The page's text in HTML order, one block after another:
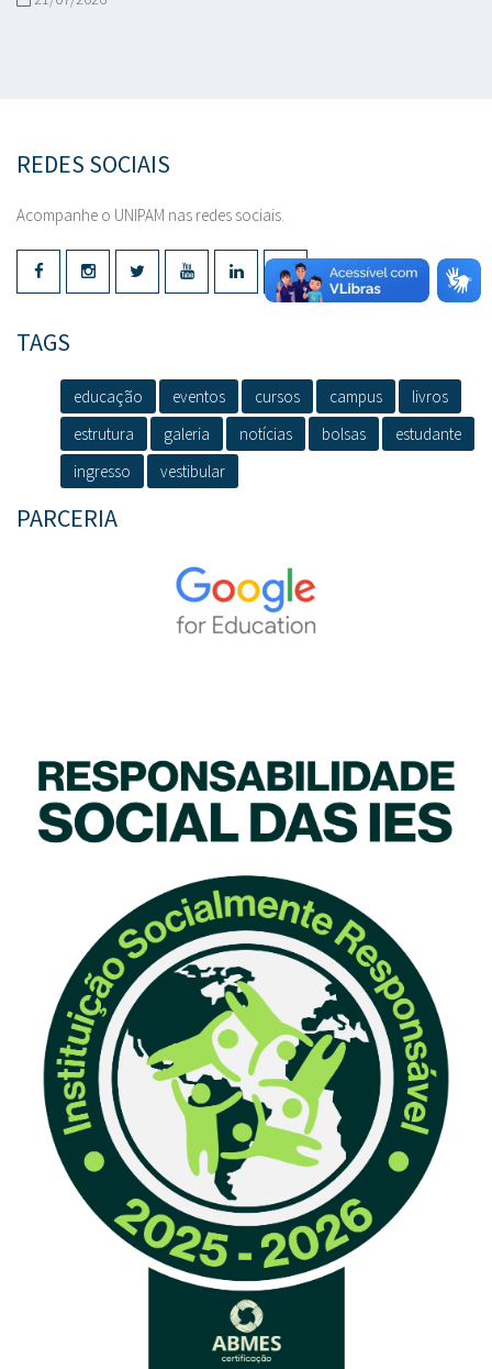
REDES SOCIAIS
Acompanhe o UNIPAM nas redes sociais.
TAGS
educação eventos cursos campus
livros
estrutura
galeria notícias bolsas
estudante
ingresso
vestibular
PARCERIA